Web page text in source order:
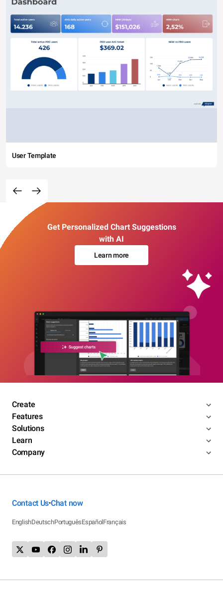
User Template
Get Personalized Chart Suggestions
with AI
Learn more
Create
Features
Solutions
Learn
Company
Contact Us•Chat now
EnglishDeutschPortuguêsEspañolFrançais